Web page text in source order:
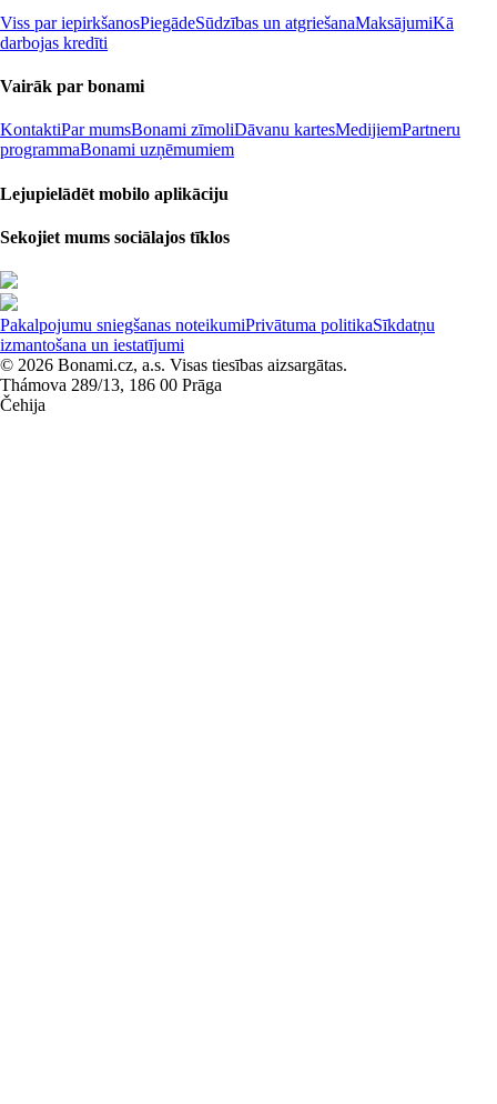
Viss par iepirkšanosPiegādeSūdzības un atgriešanaMaksājumiKā
darbojas kredīti
Vairāk par bonami
KontaktiPar mumsBonami zīmoliDāvanu kartesMedijiemPartneru
programmaBonami uzņēmumiem
Lejupielādēt mobilo aplikāciju
Sekojiet mums sociālajos tīklos
Pakalpojumu sniegšanas noteikumiPrivātuma politikaSīkdatņu
izmantošana un iestatījumi
© 2026 Bonami.cz, a.s. Visas tiesības aizsargātas.
Thámova 289/13, 186 00 Prāga
Čehija